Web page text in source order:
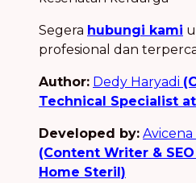
Segera hubungi kami
profesional dan
Author: Dedy Haryadi
Technical Specialist
Developed by: Avicena
(Content Writer &
Home Steril)